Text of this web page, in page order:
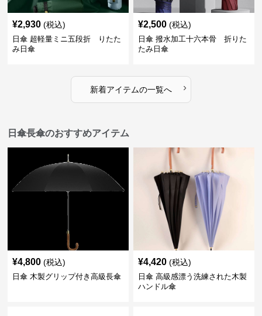
¥2,930 (税込)
日傘 超軽量ミニ五段折 りたた
み日傘
¥2,500 (税込)
日傘 撥水加工十六本骨 折りた
たみ日傘
新着アイテムの一覧へ ›
日傘長傘のおすすめアイテム
¥4,800 (税込)
日傘 木製グリップ付き高級長傘
¥4,420 (税込)
日傘 高級感漂う洗練された木製
ハンドル傘